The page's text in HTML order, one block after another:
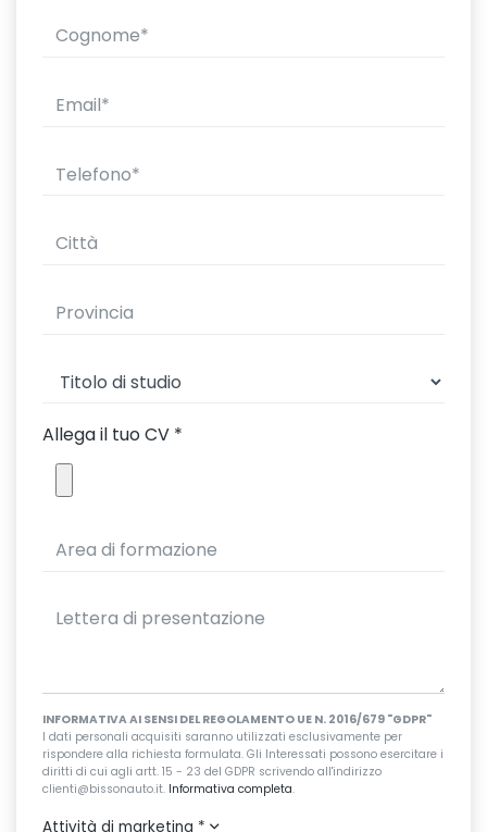
Allega il tuo CV *
INFORMATIVA AI SENSI DEL REGOLAMENTO UE N. 2016/679 "GDPR"
I dati personali acquisiti saranno utilizzati esclusivamente per
rispondere alla richiesta formulata. Gli Interessati possono esercitare i
diritti di cui agli artt. 15 - 23 del GDPR scrivendo all'indirizzo
clienti@bissonauto.it. Informativa completa.
Attività di marketing *